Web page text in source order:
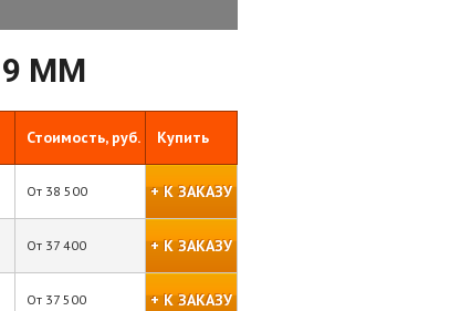
ММ
Стоимость, руб. Купить
От 38 500 + К ЗАКАЗУ
От 37 400 + К ЗАКАЗУ
От 37 500 + К ЗАКАЗУ